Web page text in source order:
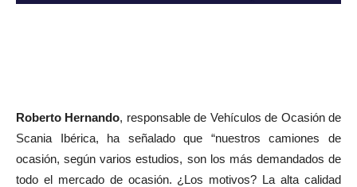
Roberto Hernando, responsable de Vehículos de Ocasión de
Scania Ibérica, ha señalado que “nuestros camiones de
ocasión, según varios estudios, son los más demandados de
todo el mercado de ocasión. ¿Los motivos? La alta calidad